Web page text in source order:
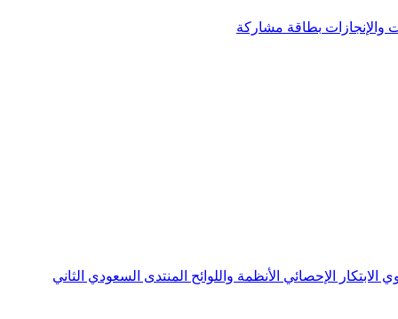
والإنجازات بطاقة مشاركة
الابتكار الإحصائي الأنظمة واللوائح المنتدى السعودي الثاني